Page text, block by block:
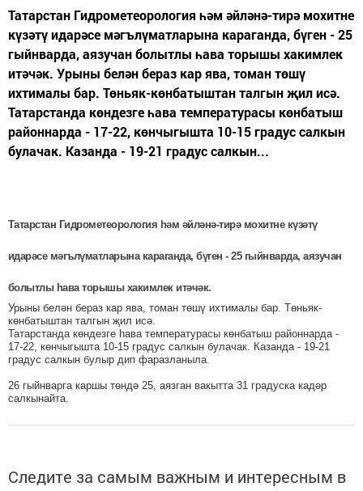
Татарстан Гидрометеорология һәм әйләнә-тирә мохитне
күзәтү идарәсе мәгълүматларына караганда, бүген - 25
гыйнварда, аязучан болытлы һава торышы хакимлек
итәчәк. Урыны белән бераз кар ява, томан төшү
ихтималы бар. Төньяк-көнбатыштан талгын җил исә.
Татарстанда көндезге һава температурасы көнбатыш
районнарда - 17-22, көнчыгышта 10-15 градус салкын
булачак. Казанда - 19-21 градус салкын...
Татарстан Гидрометеорология һәм әйләнә-тирә мохитне күзәтү
идарәсе мәгълүматларына караганда, бүген - 25 гыйнварда, аязучан
болытлы һава торышы хакимлек итәчәк.
Урыны белән бераз кар ява, томан төшү ихтималы бар. Төньяк-
көнбатыштан талгын җил исә.
Татарстанда көндезге һава температурасы көнбатыш районнарда -
17-22, көнчыгышта 10-15 градус салкын булачак. Казанда - 19-21
градус салкын булыр дип фаразланыла.
26 гыйнварга каршы төндә 25, аязган вакытта 31 градуска кадәр
салкынайта.
Следите за самым важным и интересным в